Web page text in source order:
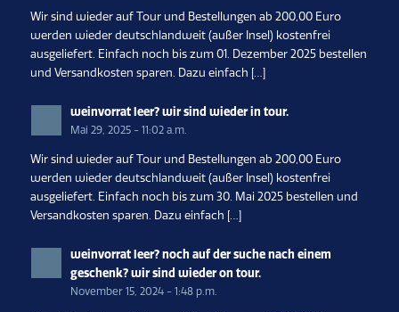
Wir sind wieder auf Tour und Bestellungen ab 200,00 Euro
werden wieder deutschlandweit (außer Insel) kostenfrei
ausgeliefert. Einfach noch bis zum 01. Dezember 2025 bestellen
und Versandkosten sparen. Dazu einfach […]
weinvorrat leer? wir sind wieder in tour.
Mai 29, 2025 - 11:02 a.m.
Wir sind wieder auf Tour und Bestellungen ab 200,00 Euro
werden wieder deutschlandweit (außer Insel) kostenfrei
ausgeliefert. Einfach noch bis zum 30. Mai 2025 bestellen und
Versandkosten sparen. Dazu einfach […]
weinvorrat leer? noch auf der suche nach einem
geschenk? wir sind wieder on tour.
November 15, 2024 - 1:48 p.m.